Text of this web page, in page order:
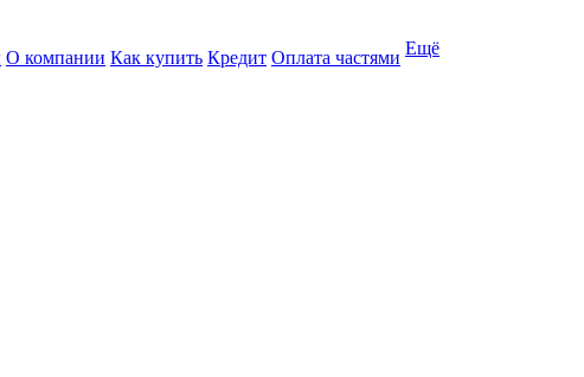
О компании Как купить Кредит Оплата частями Ещё